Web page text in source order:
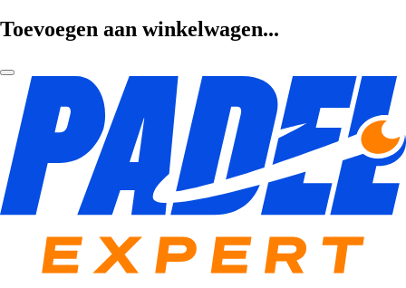
Toevoegen aan winkelwagen...